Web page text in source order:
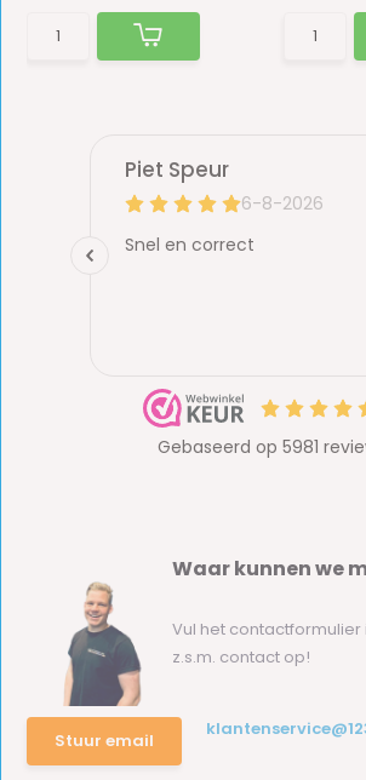
Waar kunnen we
Vul het contactformulier
z.s.m. contact op!
Stuur email